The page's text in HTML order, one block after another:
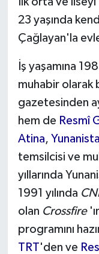
23 yaşında
Çağlayan'la
İş yaşamına
muhabir olarak
gazetesinden
hem de Resmî
Atina,
temsilcisi ve
yıllarında
1991 yılında
olan Crossfire
programını
TRT'den ve